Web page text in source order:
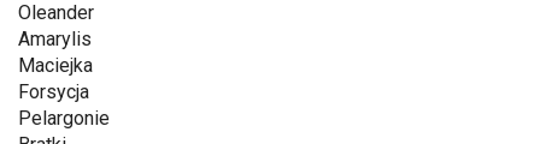
Oleander
Amarylis
Maciejka
Forsycja
Pelargonie